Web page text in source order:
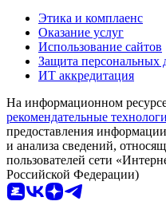
Этика и комплаенс
Оказание услуг
Использование сайтов
Защита персональных
ИТ аккредитация
На информационном
рекомендательные
предоставления
и анализа сведений,
пользователей сети
Российской Федерации)